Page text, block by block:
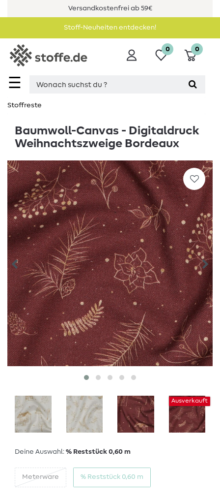
Versandkostenfrei ab 59€
Stoff-Neuheiten entdecken!
☰
0 0
Stoffreste
Baumwoll-Canvas - Digitaldruck
Weihnachtszweige Bordeaux
Ausverkauft
Deine Auswahl: % Reststück 0,60 m
Meterware % Reststück 0,60 m